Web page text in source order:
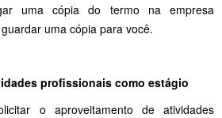
uma cópia do termo na empresa
uma cópia para você.
profissionais como estágio
o aproveitamento de atividades